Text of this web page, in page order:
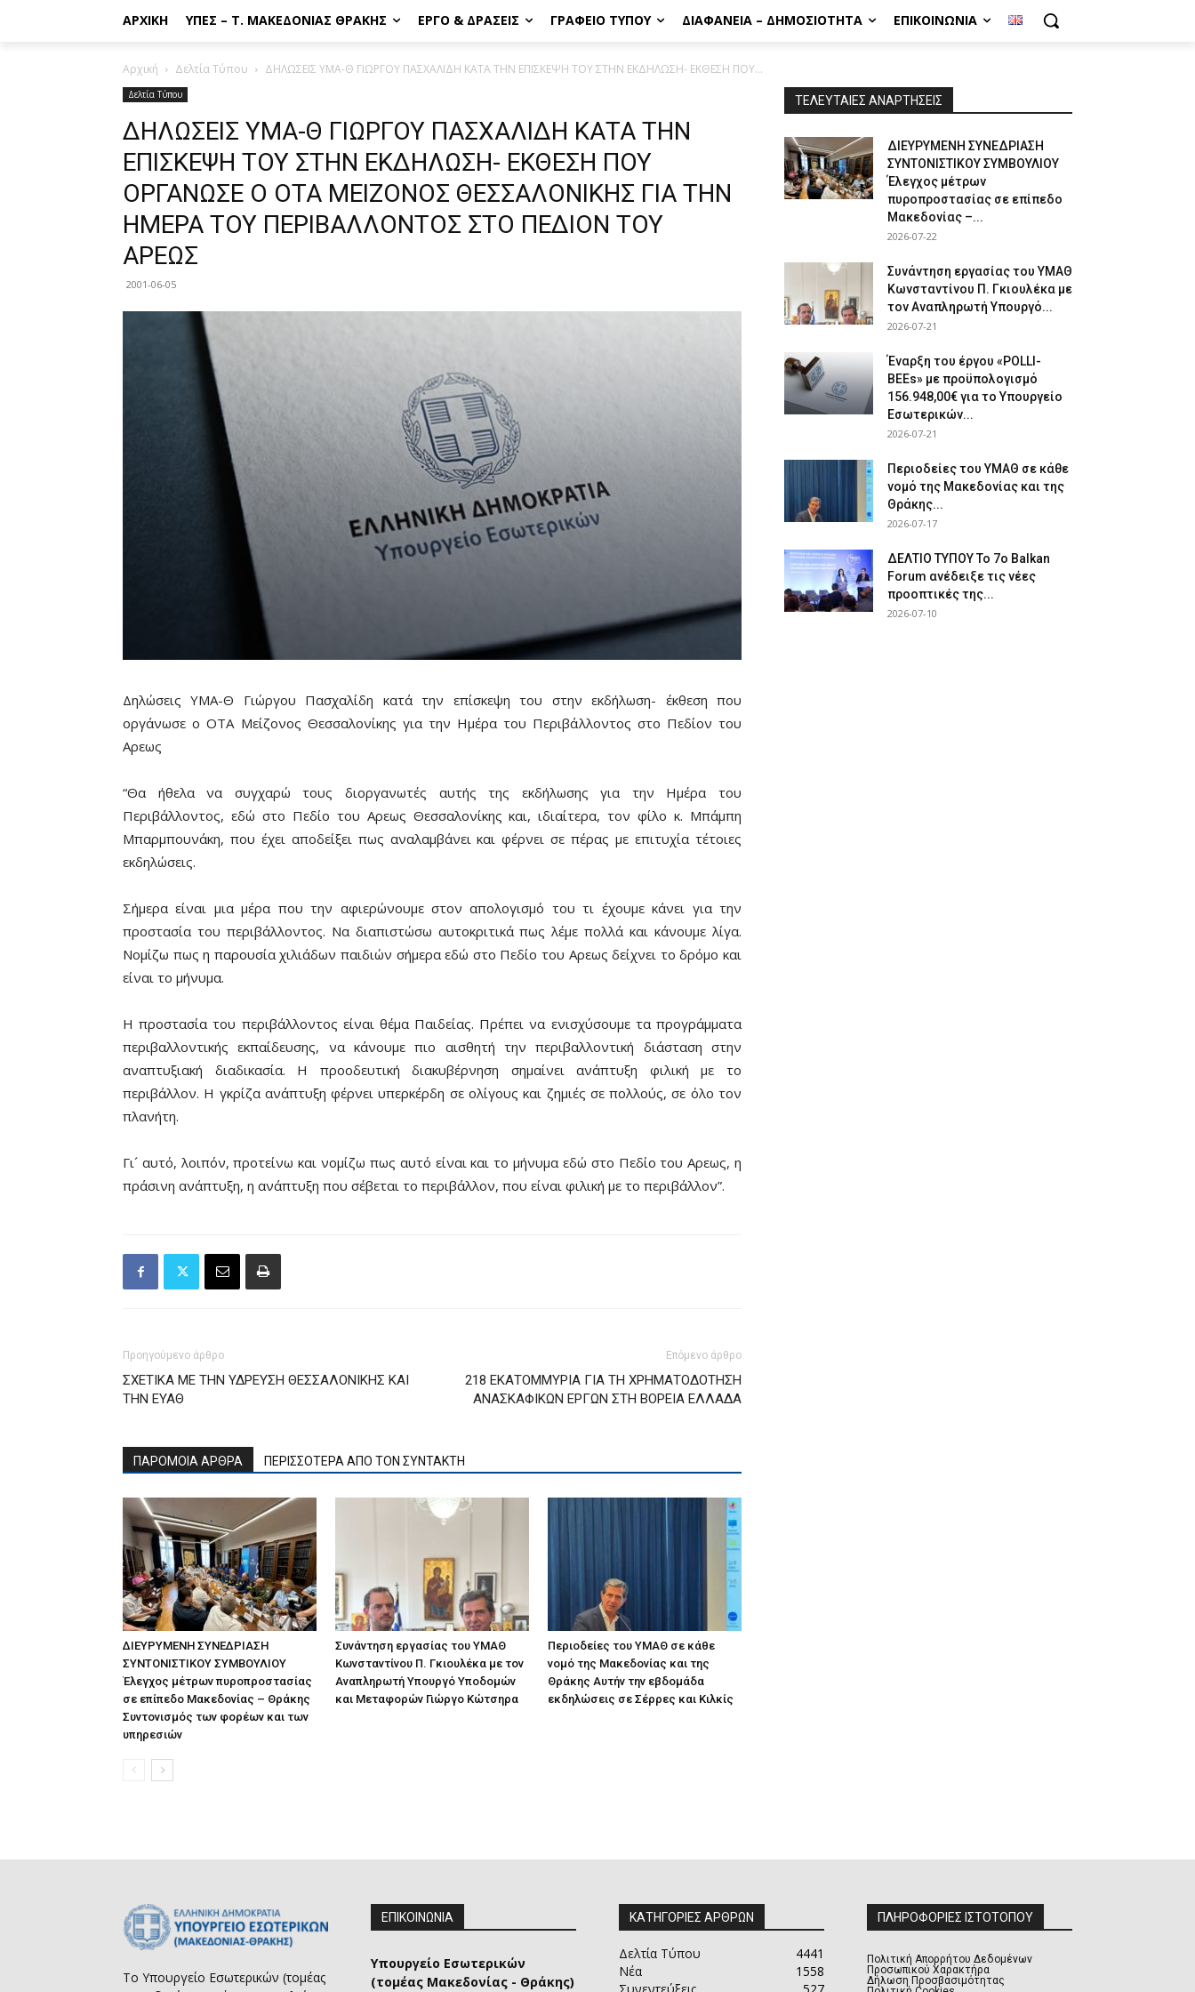
ΑΡΧΙΚΉ ΥΠΕΣ – Τ. ΜΑΚΕΔΟΝΊΑΣ ΘΡΆΚΗΣ ΈΡΓΟ & ΔΡΆΣΕΙΣ ΓΡΑΦΕΊΟ ΤΎΠΟΥ ΔΙΑΦΆΝΕΙΑ – ΔΗΜΟΣΙΌΤΗΤΑ ΕΠΙΚΟΙΝΩΝΊΑ
Αρχική Δελτία Τύπου ΔΗΛΩΣΕΙΣ ΥΜΑ-Θ ΓΙΩΡΓΟΥ ΠΑΣΧΑΛΙΔΗ ΚΑΤΑ ΤΗΝ ΕΠΙΣΚΕΨΗ ΤΟΥ ΣΤΗΝ ΕΚΔΗΛΩΣΗ- ΕΚΘΕΣΗ ΠΟΥ...
Δελτία Τύπου
ΔΗΛΩΣΕΙΣ ΥΜΑ-Θ ΓΙΩΡΓΟΥ ΠΑΣΧΑΛΙΔΗ ΚΑΤΑ ΤΗΝ
ΕΠΙΣΚΕΨΗ ΤΟΥ ΣΤΗΝ ΕΚΔΗΛΩΣΗ- ΕΚΘΕΣΗ ΠΟΥ
ΟΡΓΑΝΩΣΕ Ο ΟΤΑ ΜΕΙΖΟΝΟΣ ΘΕΣΣΑΛΟΝΙΚΗΣ ΓΙΑ ΤΗΝ
ΗΜΕΡΑ ΤΟΥ ΠΕΡΙΒΑΛΛΟΝΤΟΣ ΣΤΟ ΠΕΔΙΟΝ ΤΟΥ
ΑΡΕΩΣ
2001-06-05
Δηλώσεις ΥΜΑ-Θ Γιώργου Πασχαλίδη κατά την επίσκεψη του στην εκδήλωση- έκθεση που
οργάνωσε ο ΟΤΑ Μείζονος Θεσσαλονίκης για την Ημέρα του Περιβάλλοντος στο Πεδίον του
Αρεως
“Θα ήθελα να συγχαρώ τους διοργανωτές αυτής της εκδήλωσης για την Ημέρα του
Περιβάλλοντος, εδώ στο Πεδίο του Αρεως Θεσσαλονίκης και, ιδιαίτερα, τον φίλο κ. Μπάμπη
Μπαρμπουνάκη, που έχει αποδείξει πως αναλαμβάνει και φέρνει σε πέρας με επιτυχία τέτοιες
εκδηλώσεις.
Σήμερα είναι μια μέρα που την αφιερώνουμε στον απολογισμό του τι έχουμε κάνει για την
προστασία του περιβάλλοντος. Να διαπιστώσω αυτοκριτικά πως λέμε πολλά και κάνουμε λίγα.
Νομίζω πως η παρουσία χιλιάδων παιδιών σήμερα εδώ στο Πεδίο του Αρεως δείχνει το δρόμο και
είναι το μήνυμα.
Η προστασία του περιβάλλοντος είναι θέμα Παιδείας. Πρέπει να ενισχύσουμε τα προγράμματα
περιβαλλοντικής εκπαίδευσης, να κάνουμε πιο αισθητή την περιβαλλοντική διάσταση στην
αναπτυξιακή διαδικασία. Η προοδευτική διακυβέρνηση σημαίνει ανάπτυξη φιλική με το
περιβάλλον. Η γκρίζα ανάπτυξη φέρνει υπερκέρδη σε ολίγους και ζημιές σε πολλούς, σε όλο τον
πλανήτη.
Γι´ αυτό, λοιπόν, προτείνω και νομίζω πως αυτό είναι και το μήνυμα εδώ στο Πεδίο του Αρεως, η
πράσινη ανάπτυξη, η ανάπτυξη που σέβεται το περιβάλλον, που είναι φιλική με το περιβάλλον”.
Προηγούμενο άρθρο
ΣΧΕΤΙΚΑ ΜΕ ΤΗΝ ΥΔΡΕΥΣΗ ΘΕΣΣΑΛΟΝΙΚΗΣ ΚΑΙ
ΤΗΝ ΕΥΑΘ
Επόμενο άρθρο
218 ΕΚΑΤΟΜΜΥΡΙΑ ΓΙΑ ΤΗ ΧΡΗΜΑΤΟΔΟΤΗΣΗ
ΑΝΑΣΚΑΦΙΚΩΝ ΕΡΓΩΝ ΣΤΗ ΒΟΡΕΙΑ ΕΛΛΑΔΑ
ΠΑΡΟΜΟΙΑ ΑΡΘΡΑ ΠΕΡΙΣΣΟΤΕΡΑ ΑΠΟ ΤΟΝ ΣΥΝΤΑΚΤΗ
ΔΙΕΥΡΥΜΕΝΗ ΣΥΝΕΔΡΙΑΣΗ
ΣΥΝΤΟΝΙΣΤΙΚΟΥ ΣΥΜΒΟΥΛΙΟΥ
Έλεγχος μέτρων πυροπροστασίας
σε επίπεδο Μακεδονίας – Θράκης
Συντονισμός των φορέων και των
υπηρεσιών
Συνάντηση εργασίας του ΥΜΑΘ
Κωνσταντίνου Π. Γκιουλέκα με τον
Αναπληρωτή Υπουργό Υποδομών
και Μεταφορών Γιώργο Κώτσηρα
Περιοδείες του ΥΜΑΘ σε κάθε
νομό της Μακεδονίας και της
Θράκης Αυτήν την εβδομάδα
εκδηλώσεις σε Σέρρες και Κιλκίς
ΤΕΛΕΥΤΑΙΕΣ ΑΝΑΡΤΗΣΕΙΣ
ΔΙΕΥΡΥΜΕΝΗ ΣΥΝΕΔΡΙΑΣΗ
ΣΥΝΤΟΝΙΣΤΙΚΟΥ ΣΥΜΒΟΥΛΙΟΥ
Έλεγχος μέτρων
πυροπροστασίας σε επίπεδο
Μακεδονίας –...
2026-07-22
Συνάντηση εργασίας του ΥΜΑΘ
Κωνσταντίνου Π. Γκιουλέκα με
τον Αναπληρωτή Υπουργό...
2026-07-21
Έναρξη του έργου «POLLI-
BEEs» με προϋπολογισμό
156.948,00€ για το Υπουργείο
Εσωτερικών...
2026-07-21
Περιοδείες του ΥΜΑΘ σε κάθε
νομό της Μακεδονίας και της
Θράκης...
2026-07-17
ΔΕΛΤΙΟ ΤΥΠΟΥ Το 7ο Balkan
Forum ανέδειξε τις νέες
προοπτικές της...
2026-07-10
Το Υπουργείο Εσωτερικών (τομέας
ΕΠΙΚΟΙΝΩΝΙΑ
Υπουργείο Εσωτερικών
(τομέας Μακεδονίας - Θράκης)
ΚΑΤΗΓΟΡΙΕΣ ΑΡΘΡΩΝ
Δελτία Τύπου
4441
Νέα
1558
ΠΛΗΡΟΦΟΡΙΕΣ ΙΣΤΟΤΟΠΟΥ
Πολιτική Απορρήτου Δεδομένων
Προσωπικού Χαρακτήρα
Δήλωση Προσβασιμότητας